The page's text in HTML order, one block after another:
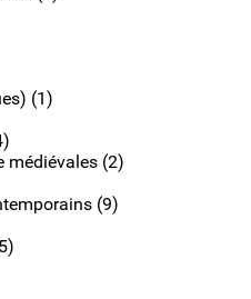
(1)
médiévales (2)
(9)